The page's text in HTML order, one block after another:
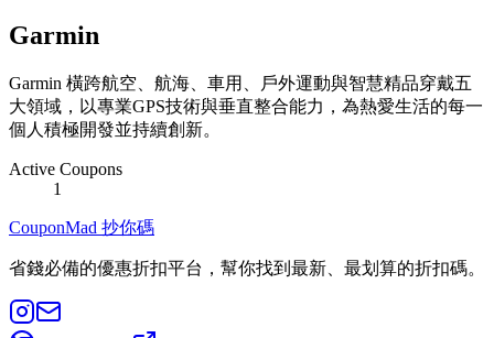
Garmin
Garmin 橫跨航空、航海、車用、戶外運動與智慧精品穿戴五
大領域，以專業GPS技術與垂直整合能力，為熱愛生活的每一
個人積極開發並持續創新。
Active Coupons
1
CouponMad 抄你碼
省錢必備的優惠折扣平台，幫你找到最新、最划算的折扣碼。